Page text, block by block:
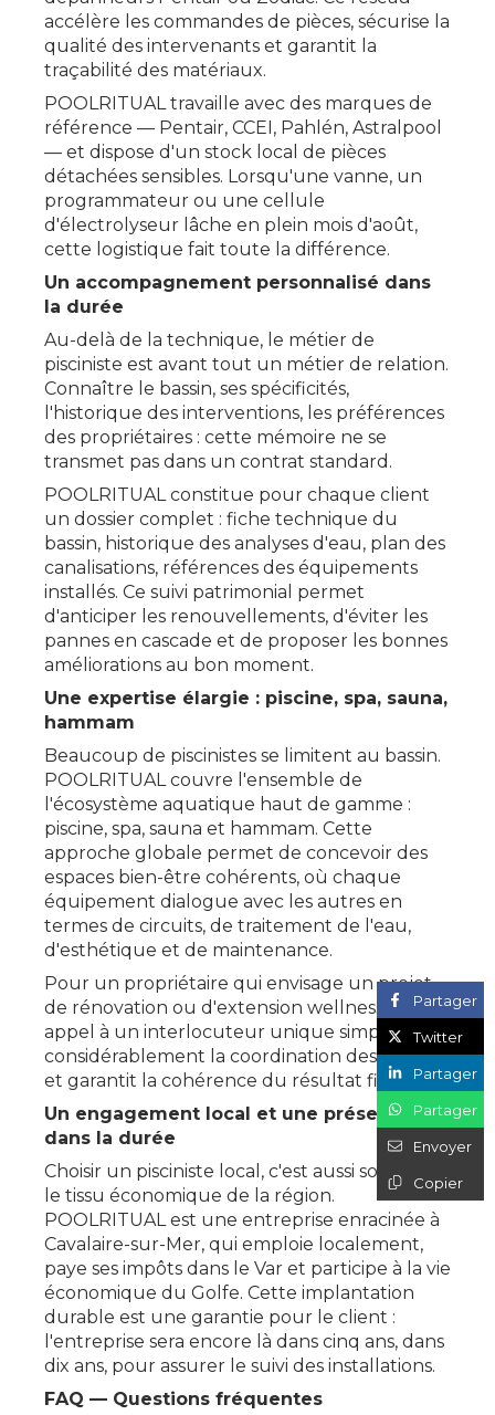
accélère les commandes de pièces, sécurise la
qualité des intervenants et garantit la
traçabilité des matériaux.
POOLRITUAL travaille avec des marques de
référence — Pentair, CCEI, Pahlén, Astralpool
— et dispose d'un stock local de pièces
détachées sensibles. Lorsqu'une vanne, un
programmateur ou une cellule
d'électrolyseur lâche en plein mois d'août,
cette logistique fait toute la différence.
Un accompagnement personnalisé dans
la durée
Au-delà de la technique, le métier de
pisciniste est avant tout un métier de relation.
Connaître le bassin, ses spécificités,
l'historique des interventions, les préférences
des propriétaires : cette mémoire ne se
transmet pas dans un contrat standard.
POOLRITUAL constitue pour chaque client
un dossier complet : fiche technique du
bassin, historique des analyses d'eau, plan des
canalisations, références des équipements
installés. Ce suivi patrimonial permet
d'anticiper les renouvellements, d'éviter les
pannes en cascade et de proposer les bonnes
améliorations au bon moment.
Une expertise élargie : piscine, spa, sauna,
hammam
Beaucoup de piscinistes se limitent au bassin.
POOLRITUAL couvre l'ensemble de
l'écosystème aquatique haut de gamme :
piscine, spa, sauna et hammam. Cette
approche globale permet de concevoir des
espaces bien-être cohérents, où chaque
équipement dialogue avec les autres en
termes de circuits, de traitement de l'eau,
d'esthétique et de maintenance.
Pour un propriétaire qui envisage un projet
de rénovation ou d'extension wellness, faire
appel à un interlocuteur unique simplifie
considérablement la coordination des travaux
et garantit la cohérence du résultat final.
Un engagement local et une présence
dans la durée
Choisir un pisciniste local, c'est aussi soutenir
le tissu économique de la région.
POOLRITUAL est une entreprise enracinée à
Cavalaire-sur-Mer, qui emploie localement,
paye ses impôts dans le Var et participe à la vie
économique du Golfe. Cette implantation
durable est une garantie pour le client :
l'entreprise sera encore là dans cinq ans, dans
dix ans, pour assurer le suivi des installations.
FAQ — Questions fréquentes
Partager
Twitter
Partager
Partager
Envoyer
Copier